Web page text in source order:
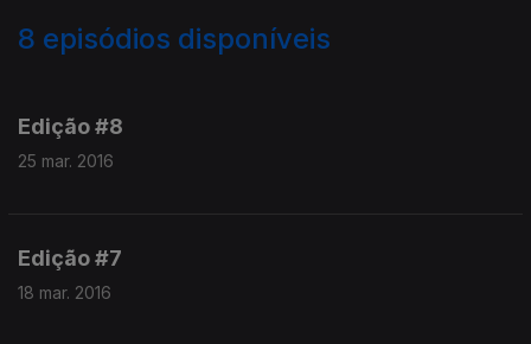
8 episódios disponíveis
Edição #8
25 mar. 2016
Edição #7
18 mar. 2016